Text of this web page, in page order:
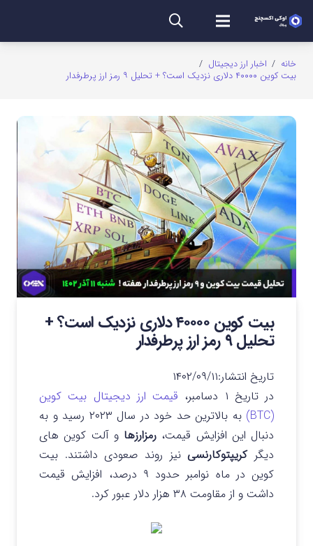
خانه / اخبار ارز دیجیتال /
بیت کوین ۴۰۰۰۰ دلاری نزدیک است؟ + تحلیل ۹ رمز ارز پرطرفدار
بیت کوین ۴۰۰۰۰ دلاری نزدیک است؟ +
تحلیل ۹ رمز ارز پرطرفدار
تاریخ انتشار:۱۴۰۲/۰۹/۱۱
در تاریخ ۱ دسامبر،
قیمت ارز دیجیتال بیت کوین
(BTC)
به بالاترین حد خود در سال ۲۰۲۳ رسید و به
دنبال این افزایش قیمت، رمزارزها و آلت کوین های
دیگرکریپتوکارنسینیز روند صعودی داشتند. بیت
کوین در ماه نوامبر حدود ۹ درصد، افزایش قیمت
داشت و از مقاومت ۳۸ هزار دلار عبور کرد.